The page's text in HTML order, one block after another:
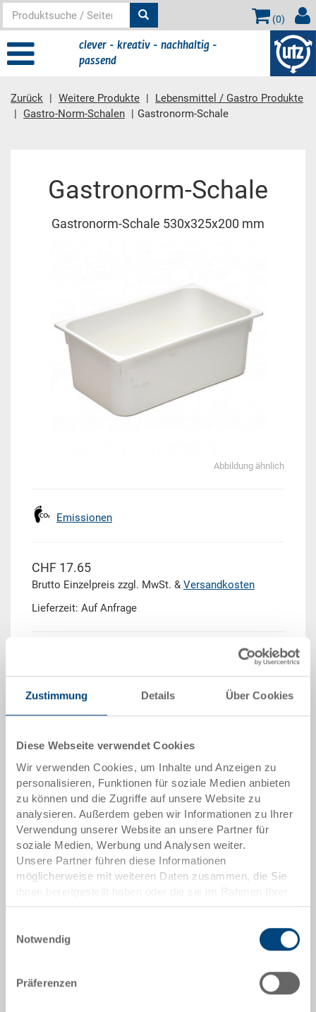
Zustimmung Details Über Cookies
Diese Webseite verwendet Cookies
Wir verwenden Cookies, um Inhalte und Anzeigen zu
personalisieren, Funktionen für soziale Medien anbieten
zu können und die Zugriffe auf unsere Website zu
analysieren. Außerdem geben wir Informationen zu Ihrer
Verwendung unserer Website an unsere Partner für
soziale Medien, Werbung und Analysen weiter.
Unsere Partner führen diese Informationen
möglicherweise mit weiteren Daten zusammen, die Sie
Nutzung der Dienste gesammelt haben.
Notwendig
Präferenzen
(0)
clever - kreativ - nachhaltig -
passend
Zurück Weitere Produkte
Lebensmittel / Gastro Produkte
Gastro-Norm-Schalen
Gastronorm-Schale
Gastronorm-Schale
Gastronorm-Schale 530x325x200 mm
Abbildung ähnlich
Emissionen
CHF 17.65
Brutto Einzelpreis zzgl. MwSt. & Versandkosten
Lieferzeit: Auf Anfrage
In den Warenkorb
Artikeldaten
Bestellnummer
7-411-200.9000.0150
Aussenmasse:
530 x 325 x 200 mm
Farbe: